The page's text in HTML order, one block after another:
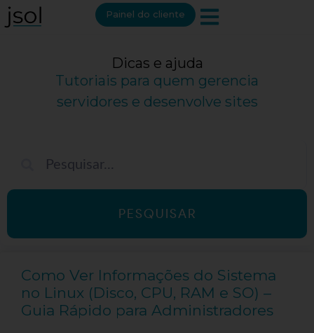
Painel do cliente
Dicas e ajuda
Tutoriais para quem gerencia
servidores e desenvolve sites
PESQUISAR
Como Ver Informações do Sistema
no Linux (Disco, CPU, RAM e SO) –
Guia Rápido para Administradores